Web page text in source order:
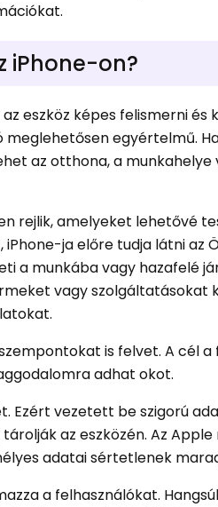
iPhone-on?
eszköz képes felismerni
egyértelmű.
az otthona, a
rejlik, amelyeket lehetővé
ja előre tudja látni az
a munkába vagy hazafelé
vagy szolgáltatásokat
is felvet. A cél a
adhat okot.
Ezért vezetett be szigorú
az eszközén. Az
adatai sértetlenek
a felhasználókat.